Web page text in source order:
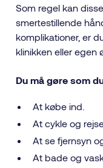
Som regel kan
smertestillende
komplikationer, er
klinikken eller egen
Du må gøre som
At købe ind.
At cykle og
At se fjernsyn
At bade og